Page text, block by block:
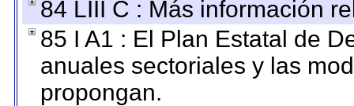
84 LIII C : Más información
85 I A1 : El Plan Estatal de
anuales sectoriales y las
propongan.